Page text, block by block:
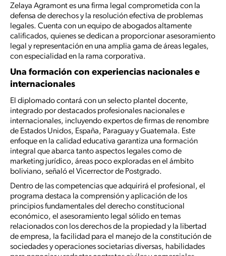
Zelaya Agramont es una firma legal comprometida con la
defensa de derechos y la resolución efectiva de problemas
legales. Cuenta con un equipo de abogados altamente
calificados, quienes se dedican a proporcionar asesoramiento
legal y representación en una amplia gama de áreas legales,
con especialidad en la rama corporativa.
Una formación con experiencias nacionales e
internacionales
El diplomado contará con un selecto plantel docente,
integrado por destacados profesionales nacionales e
internacionales, incluyendo expertos de firmas de renombre
de Estados Unidos, España, Paraguay y Guatemala. Este
enfoque en la calidad educativa garantiza una formación
integral que abarca tanto aspectos legales como de
marketing jurídico, áreas poco exploradas en el ámbito
boliviano, señaló el Vicerrector de Postgrado.
Dentro de las competencias que adquirirá el profesional, el
programa destaca la comprensión y aplicación de los
principios fundamentales del derecho constitucional
económico, el asesoramiento legal sólido en temas
relacionados con los derechos de la propiedad y la libertad
de empresa, la facilidad para el manejo de la constitución de
sociedades y operaciones societarias diversas, habilidades